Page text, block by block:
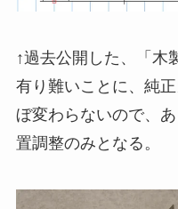
↑過去公開した、「木
有り難いことに、純
ぼ変わらないので、
置調整のみとなる。